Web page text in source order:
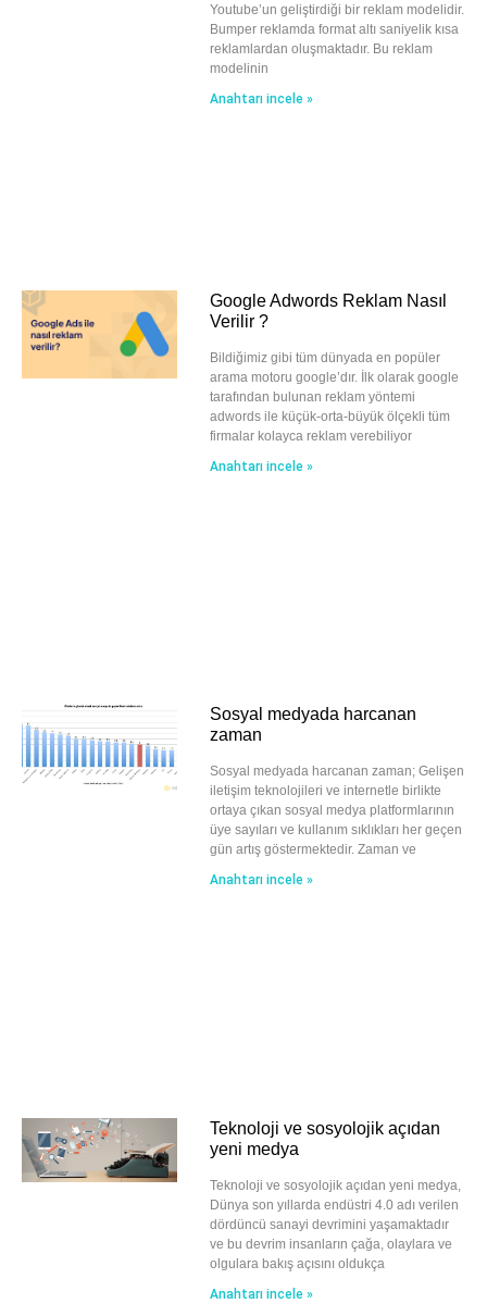
Youtube’un geliştirdiği bir reklam modelidir.
Bumper reklamda format altı saniyelik kısa
reklamlardan oluşmaktadır. Bu reklam
modelinin
Anahtarı incele »
Google Adwords Reklam Nasıl
Verilir ?
Bildiğimiz gibi tüm dünyada en popüler
arama motoru google’dır. İlk olarak google
tarafından bulunan reklam yöntemi
adwords ile küçük-orta-büyük ölçekli tüm
firmalar kolayca reklam verebiliyor
Anahtarı incele »
Sosyal medyada harcanan
zaman
Sosyal medyada harcanan zaman; Gelişen
iletişim teknolojileri ve internetle birlikte
ortaya çıkan sosyal medya platformlarının
üye sayıları ve kullanım sıklıkları her geçen
gün artış göstermektedir. Zaman ve
Anahtarı incele »
Teknoloji ve sosyolojik açıdan
yeni medya
Teknoloji ve sosyolojik açıdan yeni medya,
Dünya son yıllarda endüstri 4.0 adı verilen
dördüncü sanayi devrimini yaşamaktadır
ve bu devrim insanların çağa, olaylara ve
olgulara bakış açısını oldukça
Anahtarı incele »